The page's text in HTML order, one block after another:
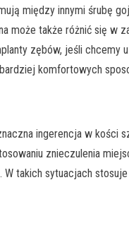
między innymi śrubę
może także różnić się w
zębów, jeśli chcemy
komfortowych
ingerencja w kości
znieczulenia
takich sytuacjach